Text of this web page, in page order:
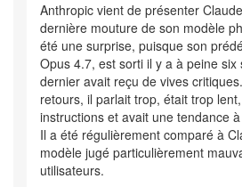
Anthropic vient de présenter
dernière mouture de son modèle
été une surprise, puisque son
Opus 4.7, est sorti il y a à peine six
dernier avait reçu de vives
retours, il parlait trop, était trop
instructions et avait une tendance
Il a été régulièrement comparé à
modèle jugé particulièrement
utilisateurs.